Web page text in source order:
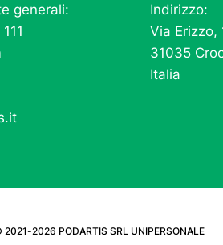
generali:
Indirizzo:
Via Erizzo,
31035
Italia
2021-2026 PODARTIS SRL UNIPERSONALE